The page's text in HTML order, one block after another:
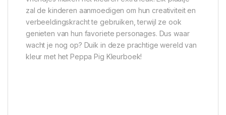
zal de kinderen aanmoedigen om hun creativiteit en
verbeeldingskracht te gebruiken, terwijl ze ook
genieten van hun favoriete personages. Dus waar
wacht je nog op? Duik in deze prachtige wereld van
kleur met het Peppa Pig Kleurboek!